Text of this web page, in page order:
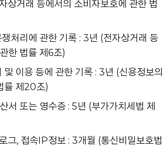
상거래 등에서의 소비자보호에 관한 법
처리에 관한 기록 : 3년 (전자상거래 등
한 법률 제6조)
및 이용 등에 관한 기록 : 3년 (신용정보의
률 제20조)
서 또는 영수증 : 5년 (부가가치세법 제
그, 접속IP정보 : 3개월 (통신비밀보호법